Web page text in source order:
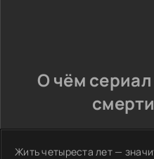
О чём
Жить четыреста лет —